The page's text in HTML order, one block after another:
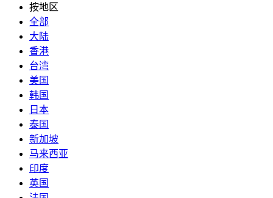
按地区
全部
大陆
香港
台湾
美国
韩国
日本
泰国
新加坡
马来西亚
印度
英国